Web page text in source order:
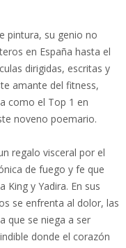
pintura, su genio no
en España hasta el
dirigidas, escritas y
amante del fitness,
como el Top 1 en
noveno poemario.
regalo visceral por el
de fuego y fe que
y Yadira. En sus
se enfrenta al dolor, las
que se niega a ser
donde el corazón